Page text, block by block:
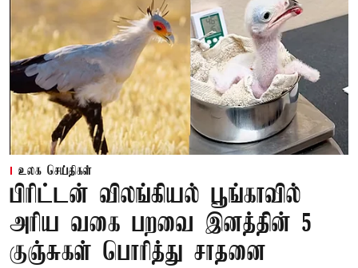
உலக செய்திகள்
பிரிட்டன் விலங்கியல் பூங்காவில்
அரிய வகை பறவை இனத்தின் 5
குஞ்சுகள் பொரித்து சாதனை